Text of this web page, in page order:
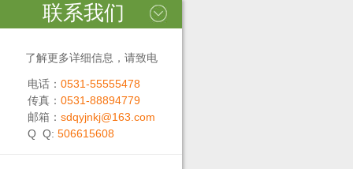
联系我们
了解更多详细信息，请致电
电话： 0531-55555478
传真： 0531-88894779
邮箱： sdqyjnkj@163.com
Q Q: 506615608